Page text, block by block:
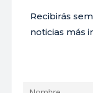
Recibirás
noticias más